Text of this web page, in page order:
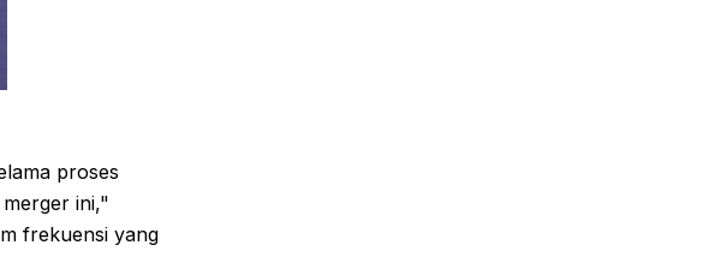
proses
ini,"
frekuensi yang